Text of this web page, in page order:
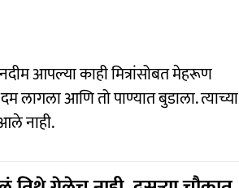
आपल्या काही मित्रांसोबत मेहरूण
लागला आणि तो पाण्यात बुडाला. त्याच्या
नाही.